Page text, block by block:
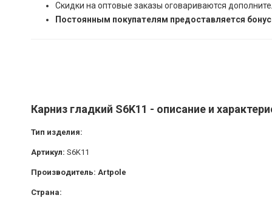
Скидки на оптовые заказы оговариваются
Постоянным покупателям предоставляется
Карниз гладкий S6K11 - описание и
Тип изделия:
Артикул: S6K11
Производитель: Artpole
Страна: